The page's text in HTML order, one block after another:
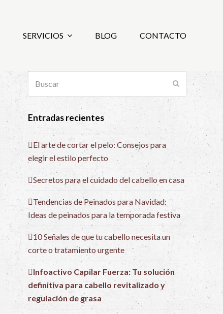
SERVICIOS BLOG CONTACTO
Enviar
Entradas recientes
El arte de cortar el pelo: Consejos para
elegir el estilo perfecto
Secretos para el cuidado del cabello en casa
Tendencias de Peinados para Navidad:
Ideas de peinados para la temporada festiva
10 Señales de que tu cabello necesita un
corte o tratamiento urgente
Infoactivo Capilar Fuerza: Tu solución
definitiva para cabello revitalizado y
regulación de grasa